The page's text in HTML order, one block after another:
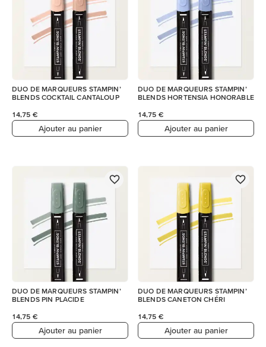
DUO DE MARQUEURS STAMPIN’
BLENDS COCKTAIL CANTALOUP
14,75 €
Ajouter au panier
DUO DE MARQUEURS STAMPIN’
BLENDS HORTENSIA HONORABLE
14,75 €
Ajouter au panier
DUO DE MARQUEURS STAMPIN’
BLENDS PIN PLACIDE
14,75 €
Ajouter au panier
DUO DE MARQUEURS STAMPIN’
BLENDS CANETON CHÉRI
14,75 €
Ajouter au panier